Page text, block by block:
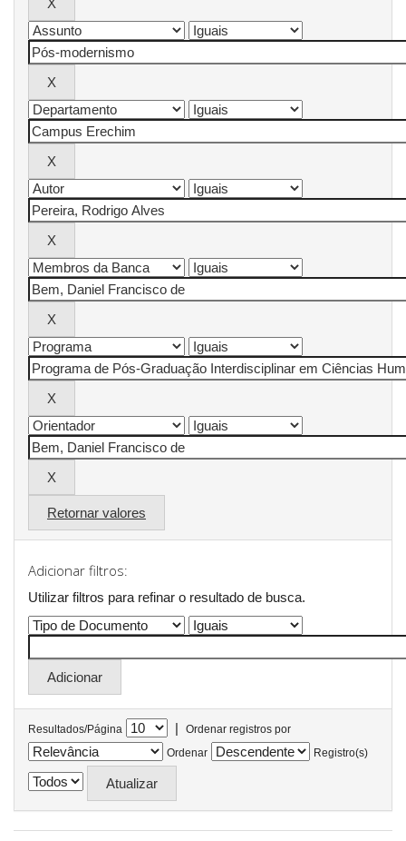
Retornar valores
Adicionar filtros:
Utilizar filtros para refinar o resultado de busca.
Resultados/Página |
Ordenar registros por
Ordenar
Registro(s)